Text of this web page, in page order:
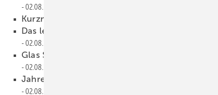
02.08.2023
Kurzmeldungen
Das lesen Sie im Fenst erressort ab S. 78￼
02.08.2023
Glas Spiegel 2009 übernommen
02.08.2023
Jahrestreffen im Salzburger Land
02.08.2023